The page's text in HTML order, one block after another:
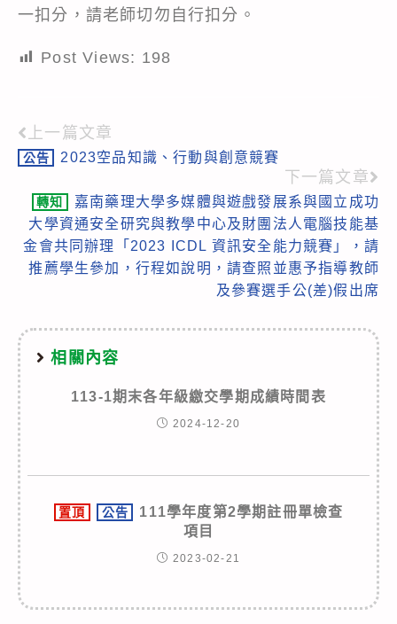
一扣分，請老師切勿自行扣分。
Post Views: 198
Read
more
articles
上一篇文章
公告 2023空品知識、行動與創意競賽
下一篇文章
轉知
嘉南藥理大學多媒體與遊戲發展系與國立成功
大學資通安全研究與教學中心及財團法人電腦技能基
金會共同辦理「2023 ICDL 資訊安全能力競賽」，請
推薦學生參加，行程如說明，請查照並惠予指導教師
及參賽選手公(差)假出席
相關內容
113-1期末各年級繳交學期成績時間表
2024-12-20
置頂 公告
111學年度第2學期註冊單檢查
項目
2023-02-21